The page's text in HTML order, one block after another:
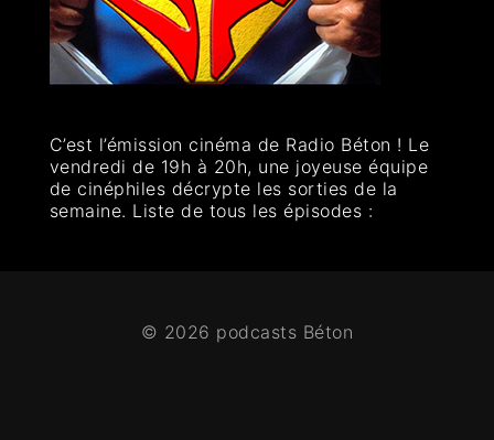
C’est l’émission cinéma de Radio Béton ! Le
vendredi de 19h à 20h, une joyeuse équipe
de cinéphiles décrypte les sorties de la
semaine. Liste de tous les épisodes :
© 2026 podcasts Béton